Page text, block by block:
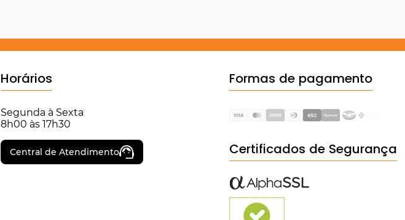
Horários
Segunda à Sexta
8h00 às 17h30
Central de Atendimento
Formas de pagamento
Certificados de Segurança